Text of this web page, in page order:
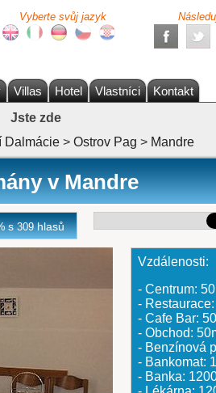
Vyberte svůj jazyk
Villas Hotel Vlastníci
Kontakt
Jste zde
Dalmácie > Ostrov Pag > Mandre
v Mandre
s309hlasů
Vzdálenosti:
- Centrum:
-
- Cafe Bar:
- Obchod:
- Benzínová
- Bankomat:
- Banka: